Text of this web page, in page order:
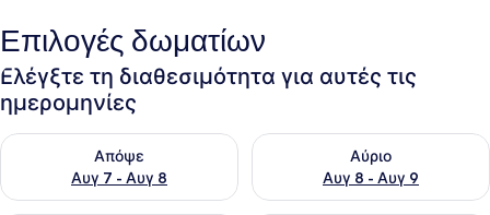
Επιλογές δωματίων
Ελέγξτε τη διαθεσιμότητα για αυτές τις
ημερομηνίες
Απόψε
Αυγ 7 - Αυγ 8
Έλεγχος διαθεσιμότητας για απόψε Αυγ 7 - Αυγ 8
Αύριο
Αυγ 8 - Αυγ 9
Έλεγχος διαθεσιμότητας